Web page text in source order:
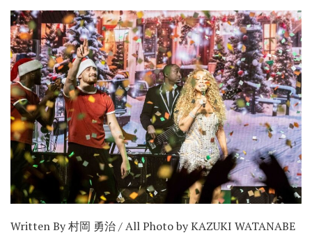
Written By 村岡 勇治 / All Photo by KAZUKI WATANABE